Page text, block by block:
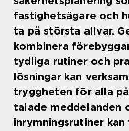
fastighetsägare och
ta på största allvar.
kombinera
tydliga rutiner och
lösningar kan
tryggheten för alla
talade meddelanden
inrymningsrutiner kan